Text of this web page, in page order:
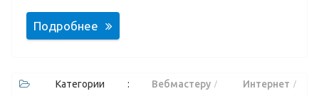
Подробнее
Категории : Вебмастеру
Интернет